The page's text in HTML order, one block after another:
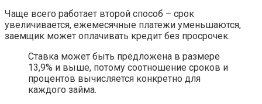
Чаще всего работает второй способ – срок
увеличивается, ежемесячные платежи уменьшаются,
заемщик может оплачивать кредит без просрочек.
Ставка может быть предложена в размере
13,9% и выше, потому соотношение сроков и
процентов вычисляется конкретно для
каждого займа.